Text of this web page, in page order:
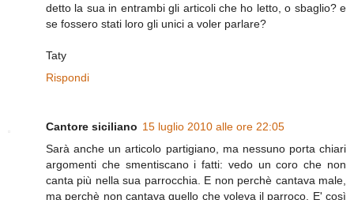
detto la sua in entrambi gli articoli che ho letto, o sbaglio? e
se fossero stati loro gli unici a voler parlare?
Taty
Rispondi
Cantore siciliano 15 luglio 2010 alle ore 22:05
Sarà anche un articolo partigiano, ma nessuno porta chiari
argomenti che smentiscano i fatti: vedo un coro che non
canta più nella sua parrocchia. E non perchè cantava male,
ma perchè non cantava quello che voleva il parroco. E' così